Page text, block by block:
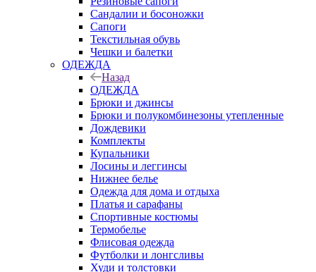
Сандалии и босоножки
Сапоги
Текстильная обувь
Чешки и балетки
ОДЕЖДА
Назад
ОДЕЖДА
Брюки и джинсы
Брюки и полукомбинезоны утепленные
Дождевики
Комплекты
Купальники
Лосины и леггинсы
Нижнее белье
Одежда для дома и отдыха
Платья и сарафаны
Спортивные костюмы
Термобелье
Флисовая одежда
Футболки и лонгсливы
Худи и толстовки